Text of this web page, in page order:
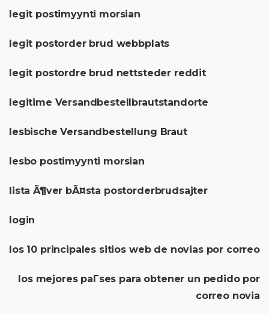
legit postimyynti morsian
legit postorder brud webbplats
legit postordre brud nettsteder reddit
legitime Versandbestellbrautstandorte
lesbische Versandbestellung Braut
lesbo postimyynti morsian
lista Ã¶ver bÃ¤sta postorderbrudsajter
login
los 10 principales sitios web de novias por correo
los mejores paГ­ses para obtener un pedido por
correo novia